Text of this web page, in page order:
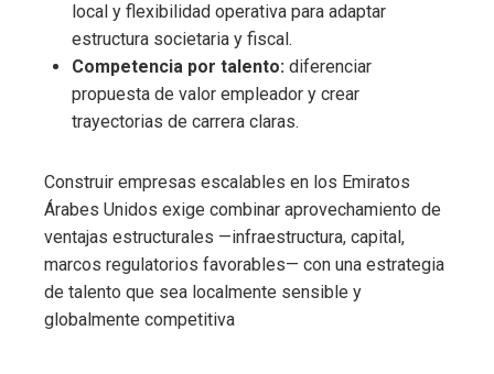
local y flexibilidad operativa para adaptar
estructura societaria y fiscal.
Competencia por talento: diferenciar
propuesta de valor empleador y crear
trayectorias de carrera claras.
Construir empresas escalables en los Emiratos
Árabes Unidos exige combinar aprovechamiento de
ventajas estructurales —infraestructura, capital,
marcos regulatorios favorables— con una estrategia
de talento que sea localmente sensible y
globalmente competitiva